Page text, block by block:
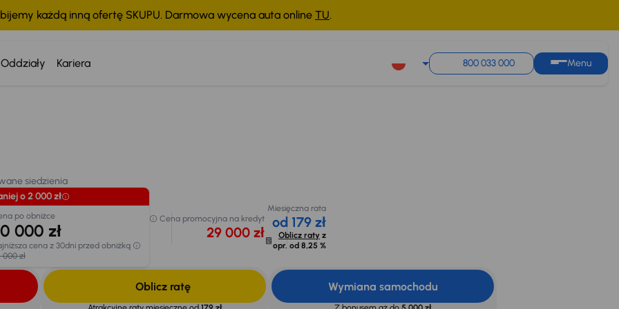
każdą inną ofertę SKUPU. Darmowa wycena auta online TU.
Oddziały Kariera 800 033 000 Menu
siedzienia
o 2 000 zł
po obniżce
000 zł
cena z 30dni przed obniżką
000 zł
Cena promocyjna na kredyt
29 000 zł
Miesięczna rata
od 179 zł
Oblicz raty z
opr. od 8,25 %
Oblicz ratę Wymiana samochodu